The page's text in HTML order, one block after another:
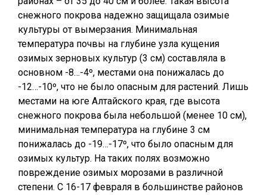
снежного покрова надежно защищала озимые
культуры от вымерзания. Минимальная
температура почвы на глубине узла кущения
озимых зерновых культур (3 см) составляла в
основном -8…-4º, местами она понижалась до
-12…-10º, что не было опасным для растений. Лишь
местами на юге Алтайского края, где высота
снежного покрова была небольшой (менее 10 см),
минимальная температура на глубине 3 см
понижалась до -19…-17º, что было опасным для
озимых культур. На таких полях возможно
повреждение озимых морозами в различной
степени. С 16-17 февраля в большинстве районов